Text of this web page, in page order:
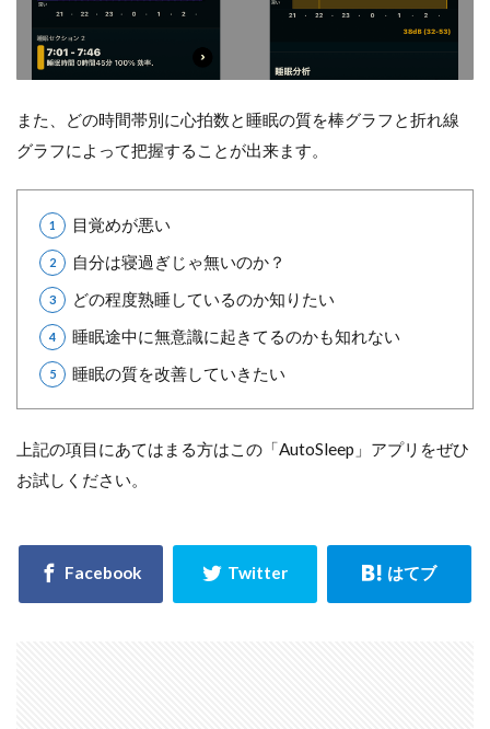
また、どの時間帯別に心拍数と睡眠の質を棒グラフと折れ線
グラフによって把握することが出来ます。
目覚めが悪い
自分は寝過ぎじゃ無いのか？
どの程度熟睡しているのか知りたい
睡眠途中に無意識に起きてるのかも知れない
睡眠の質を改善していきたい
上記の項目にあてはまる方はこの「AutoSleep」アプリをぜひ
お試しください。